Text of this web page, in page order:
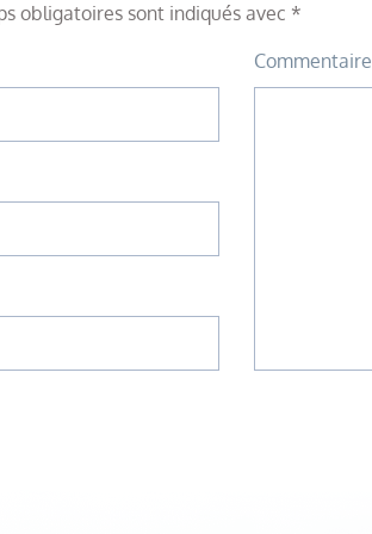
obligatoires sont indiqués avec *
Commentaire